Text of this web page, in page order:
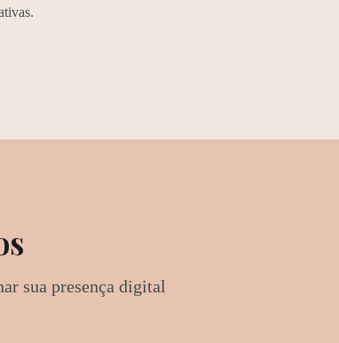
sua presença digital